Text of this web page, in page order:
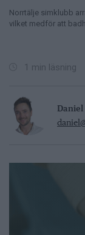
Norrtälje simklubb
vilket medför att
1 min läsning
Daniel